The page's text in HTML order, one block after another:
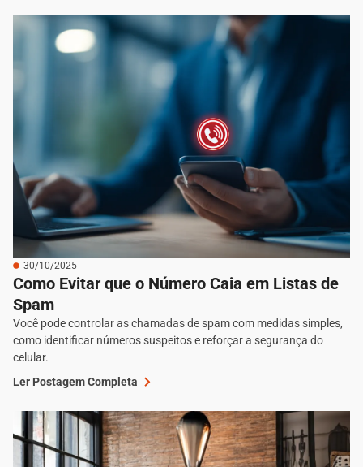
30/10/2025
Como Evitar que o Número Caia em Listas de
Spam
Você pode controlar as chamadas de spam com medidas simples,
como identificar números suspeitos e reforçar a segurança do
celular.
Ler Postagem Completa